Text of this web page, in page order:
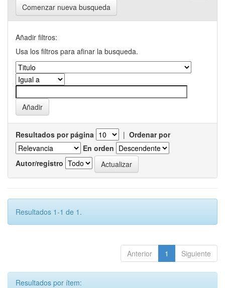
Comenzar nueva busqueda
Añadir filtros:
Usa los filtros para afinar la busqueda.
Resultados por página | Ordenar por
En orden
Autor/registro
Resultados 1-1 de 1.
Anterior 1 Siguiente
Resultados por ítem: